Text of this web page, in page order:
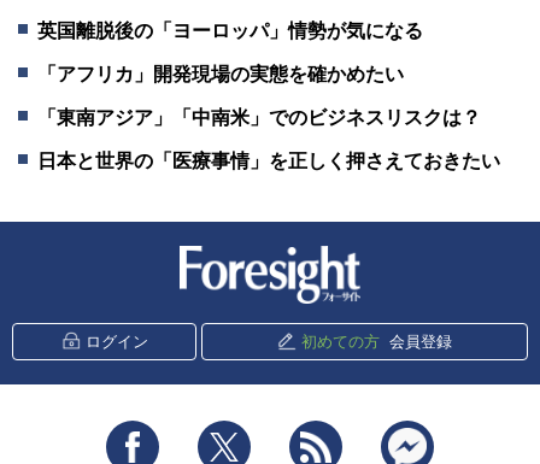
英国離脱後の「ヨーロッパ」情勢が気になる
「アフリカ」開発現場の実態を確かめたい
「東南アジア」「中南米」でのビジネスリスクは？
日本と世界の「医療事情」を正しく押さえておきたい
ログイン 初めての方 会員登録
Facebook Twitter RSS